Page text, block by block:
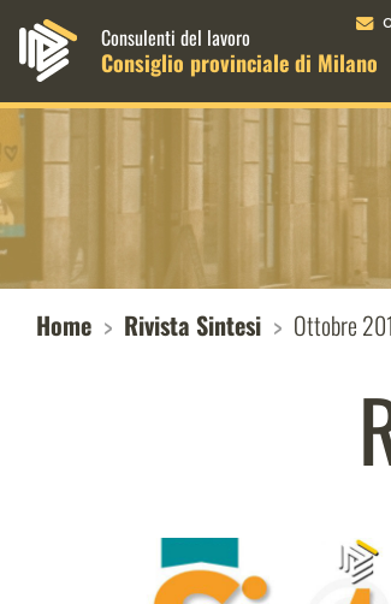
Menu principale
Consulenti del lavoro
Consiglio provinciale di Milano
Home Rivista Sintesi Ottobre